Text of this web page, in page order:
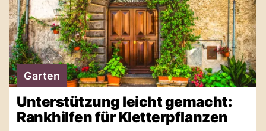
Garten
Unterstützung leicht gemacht:
Rankhilfen für Kletterpflanzen